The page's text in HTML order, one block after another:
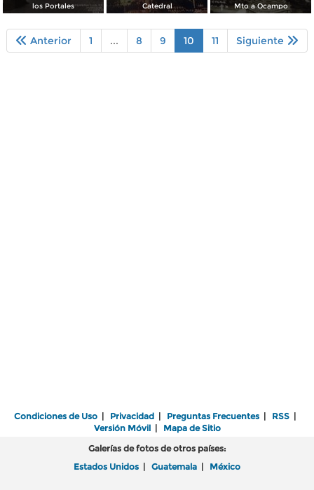
los Portales Catedral Mto a Ocampo
Anterior 1 ... 8 9 10 11 Siguiente
Condiciones de Uso | Privacidad | Preguntas Frecuentes | RSS |
Versión Móvil| Mapa de Sitio
Galerías de fotos de otros países:
Estados Unidos | Guatemala | México